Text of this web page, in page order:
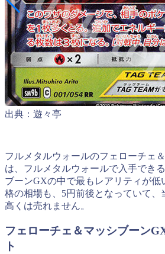
出典：遊々亭
フルメタルウォールのフェローチェ
は、フルメタルウォールで入手でき
ブーンGXの中で最もレアリティが低
格の相場も、5円前後となっていて、
高くは売れません。
フェローチェ＆マッシブーン
ト